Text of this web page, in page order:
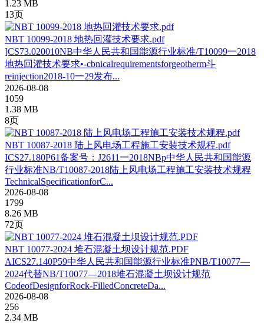
1.23 MB
13页
NBT 10099-2018 地热回灌技术要求.pdf
]CS73.020010NB中华人民共和国能源行业标准/T10099一2018
地热回灌技术要求•-cbnicalrequirementsforgeotherm斗
reinjection2018-10一29发布...
2026-08-08
1059
1.38 MB
8页
NBT 10087-2018 陆上风电场工程施工安装技术规程.pdf
ICS27.180P61备案号：J2611一2018NBp中华人民共和国能源
行业标准NB/T10087-2018陆上风电场工程施工安装技术规程
TechnicalSpecificationforC...
2026-08-08
1799
8.26 MB
72页
NBT 10077-2024 堆石混凝土坝设计规范.PDF
AICS27.140P59中华人民共和国能源行业标准PNB/T10077—
2024代替NB/T10077—2018堆石混凝土坝设计规范
CodeofDesignforRock-FilledConcreteDa...
2026-08-08
256
2.34 MB